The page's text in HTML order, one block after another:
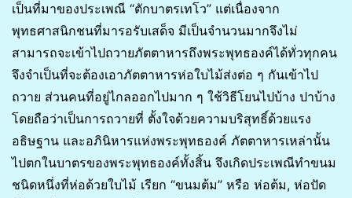
เป็นที่มาของประเพณี “ตักบาตรเทโว” แต่เนื่องจาก
พุทธศาสนิกชนที่มารอรับเสด็จ มีเป็นจำนวนมากจึงไม่
สามารถจะเข้าไปถวายภัตตาหารถึงพระพุทธองค์ได้ทั่วทุกคน
จึงจำเป็นที่จะต้องเอาภัตตาหารห่อใบไม้ส่งต่อ ๆ กันเข้าไป
ถวาย ส่วนคนที่อยู่ไกลออกไปมาก ๆ ใช้วิธีโยนไปบ้าง ปาบ้าง
โดยถือว่าเป็นการถวายที่ ตั้งใจด้วยความบริสุทธิ์ด้วยแรง
อธิษฐาน และอภินิหารแห่งพระพุทธองค์ ภัตตาหารเหล่านั้น
ไปตกในบาตรของพระพุทธองค์ทั้งสิ้น จึงเกิดประเพณีทำขนม
ชนิดหนึ่งที่ห่อด้วยใบไม้ เรียก “ขนมต้ม” หรือ ห่อต้ม, ห่อปัด